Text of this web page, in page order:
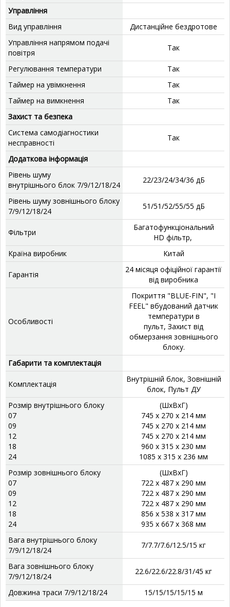
Управління
Вид управління
Дистанційне бездротове
Управління напрямом подачі
повітря
Так
Регулювання температури
Так
Таймер на увімкнення
Так
Таймер на вимкнення
Так
Захист та безпека
Система самодіагностики
несправності
Так
Додаткова інформація
Рівень шуму
внутрішнього блок 7/9/12/18/24
22/23/24/34/36 дБ
Рівень шуму зовнішнього блоку
7/9/12/18/24
51/51/52/55/55 дБ
Фільтри
Багатофункціональний
HD фільтр,
Країна виробник
Китай
Гарантія
24 місяця офіційної гарантії
від виробника
Особливості
Покриття "BLUE-FIN", "I
FEEL" вбудований датчик
температури в
пульт, Захист від
обмерзання зовнішнього
блоку.
Габарити та комплектація
Комплектація
Внутрішній блок, Зовнішній
блок, Пульт ДУ
Розмір внутрішнього блоку
07
09
12
18
24
(ШхВхГ)
745 x 270 x 214 мм
745 x 270 x 214 мм
745 x 270 x 214 мм
960 x 315 x 230 мм
1085 x 315 x 236 мм
Розмір зовнішнього блоку
07
09
12
18
24
(ШхВхГ)
722 x 487 x 290 мм
722 x 487 x 290 мм
722 x 487 x 290 мм
856 x 538 x 317 мм
935 x 667 x 368 мм
Вага внутрішнього блоку
7/9/12/18/24
7/7.7/7.6/12.5/15 кг
Вага зовнішнього блоку
7/9/12/18/24
22.6/22.6/22.8/31/45 кг
Довжина траси 7/9/12/18/24 15/15/15/15/15 м